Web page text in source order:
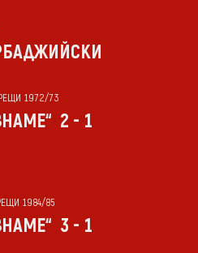
1972/73
2 - 1
1984/85
3 - 1